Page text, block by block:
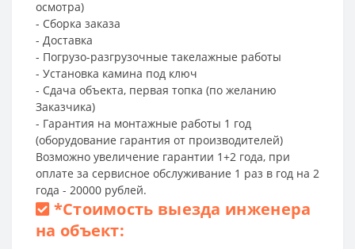
осмотра)
- Сборка заказа
- Доставка
- Погрузо-разгрузочные такелажные работы
- Установка камина под ключ
- Сдача объекта, первая топка (по желанию
Заказчика)
- Гарантия на монтажные работы 1 год
(оборудование гарантия от производителей)
Возможно увеличение гарантии 1+2 года, при
оплате за сервисное обслуживание 1 раз в год на 2
года - 20000 рублей.
*Стоимость выезда инженера
на объект: